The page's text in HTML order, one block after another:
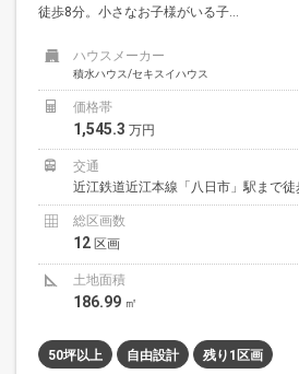
徒歩8分。小さなお子様がいる子...
ハウスメーカー
積水ハウス/セキスイハウス
価格帯
1,545.3 万円
交通
近江鉄道近江本線「八日市」駅まで徒
総区画数
12 区画
土地面積
186.99 ㎡
50坪以上 自由設計 残り1区画